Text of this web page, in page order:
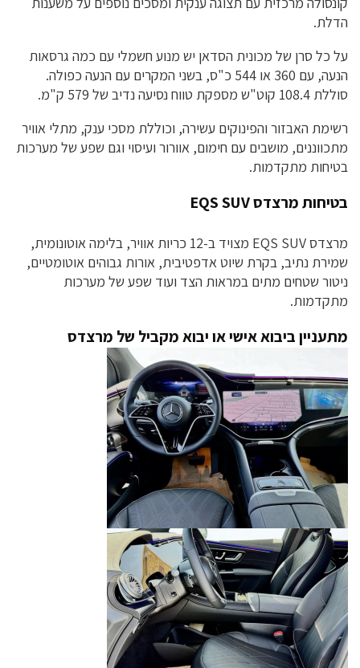
הדלת.
על כל סרן של מכונית הסדאן יש מנוע חשמלי עם כמה גרסאות
הנעה, עם 360 או 544 כ"ס, בשני המקרים עם הנעה כפולה.
סוללת 108.4 קוט"ש מספקת טווח נסיעה נדיב של 579 ק"מ.
רשימת האבזור והפינוקים עשירה, וכוללת מסכי ענק, מתלי אוויר
מתכווננים, מושבים עם חימום, אוורור ועיסוי וגם שפע של מערכות
בטיחות מתקדמות.
בטיחות מרצדס EQS SUV
מרצדס EQS SUV מצויד ב-12 כריות אוויר, בלימה אוטונומית,
שמירת נתיב, בקרת שיוט אדפטיבית, אורות גבוהים אוטומטיים,
ניטור שטחים מתים במראות הצד ועוד שפע של מערכות
מתקדמות.
מתעניין ביבוא אישי או יבוא מקביל של מרצדס